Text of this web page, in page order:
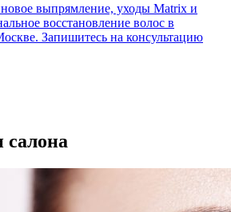
выпрямление, уходы Matrix и
восстановление волос в
Запишитесь на консультацию
салона